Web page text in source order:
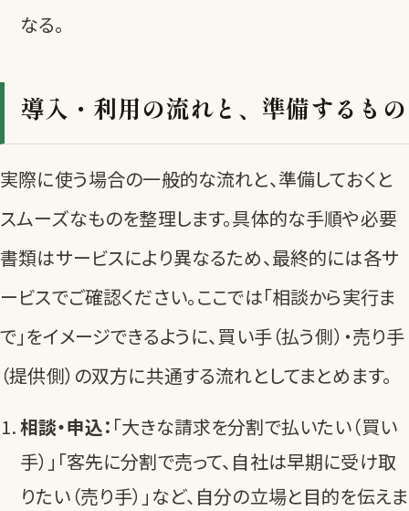
なる。
導入・利用の流れと、準備するもの
実際に使う場合の一般的な流れと、準備しておくと
スムーズなものを整理します。具体的な手順や必要
書類はサービスにより異なるため、最終的には各サ
ービスでご確認ください。ここでは「相談から実行ま
で」をイメージできるように、買い手（払う側）・売り手
（提供側）の双方に共通する流れとしてまとめます。
相談・申込： 「大きな請求を分割で払いたい（買い
手）」「客先に分割で売って、自社は早期に受け取
りたい（売り手）」など、自分の立場と目的を伝えま